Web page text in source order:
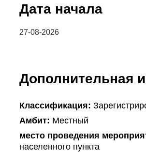
Дата начала
27-08-2026
Дополнительная
Классификация:
Амбит: Местный
место проведения
населенного пункта